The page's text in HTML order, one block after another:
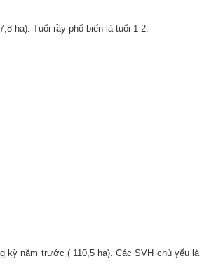
ha). Tuổi rầy phổ biến là tuổi 1-2.
kỳ năm trước ( 110,5 ha). CácSVH chủ yếu là